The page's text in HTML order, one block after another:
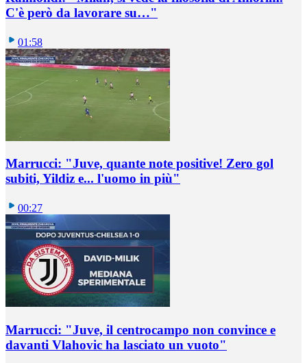
C'è però da lavorare su…"
01:58
Marrucci: "Juve, quante note positive! Zero gol
subiti, Yildiz e... l'uomo in più"
00:27
Marrucci: "Juve, il centrocampo non convince e
davanti Vlahovic ha lasciato un vuoto"